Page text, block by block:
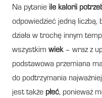
Na pytanie ile kalorii
odpowiedzieć jedną liczbą,
działa w trochę innym
wszystkim wiek– wraz z
podstawowa przemiana
do podtrzymania
jest także płeć, ponieważ